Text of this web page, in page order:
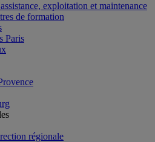
exploitation et maintenance
de formation
Paris
régionale